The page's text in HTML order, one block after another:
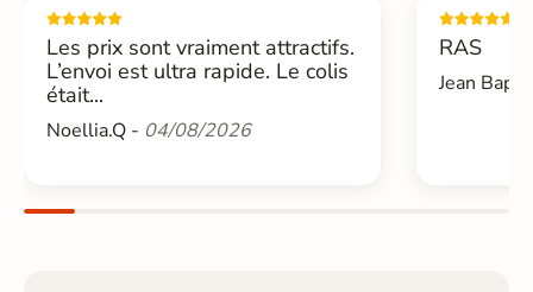
Les prix sont vraiment attractifs.
L’envoi est ultra rapide. Le colis
était...
Noellia.Q - 04/08/2026
RAS
Jean